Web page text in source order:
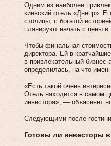
Одним из наиболее
киевский отель «Днепр».
столицы, с богатой
планируют начать с цены
Чтобы финальная
директора. Ей в
в привлекательный бизнес
определилась, на что
«Есть такой очень
Отель находится в самом
инвестора», — объясняет
Следующими после
Готовы ли инвесторы